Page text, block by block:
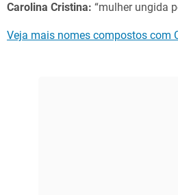
Carolina Cristina: “mulher ungida
Veja mais nomes compostos com